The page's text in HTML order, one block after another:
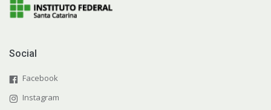
Social
Facebook
Instagram